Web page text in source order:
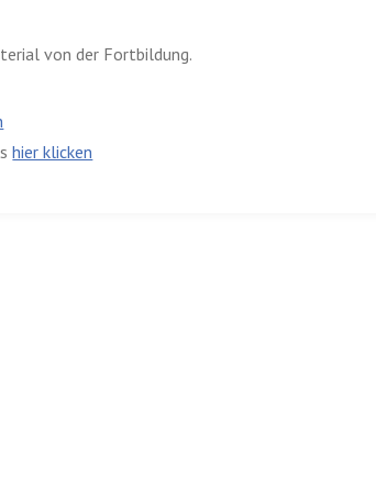
von der Fortbildung.
hier klicken